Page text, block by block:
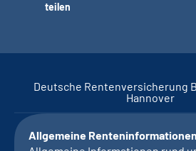
teilen
Deutsche Rentenversicherung
Hannover
Allgemeine Renteninformationen